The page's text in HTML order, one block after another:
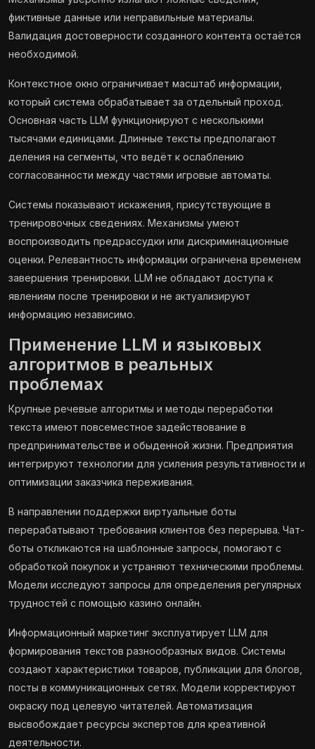
фиктивные данные или неправильные материалы.
Валидация достоверности созданного контента остаётся
необходимой.
Контекстное окно ограничивает масштаб информации,
который система обрабатывает за отдельный проход.
Основная часть LLM функционируют с несколькими
тысячами единицами. Длинные тексты предполагают
деления на сегменты, что ведёт к ослаблению
согласованности между частями игровые автоматы.
Системы показывают искажения, присутствующие в
тренировочных сведениях. Механизмы умеют
воспроизводить предрассудки или дискриминационные
оценки. Релевантность информации ограничена временем
завершения тренировки. LLM не обладают доступа к
явлениям после тренировки и не актуализируют
информацию независимо.
Применение LLM и языковых
алгоритмов в реальных
проблемах
Крупные речевые алгоритмы и методы переработки
текста имеют повсеместное задействование в
предпринимательстве и обыденной жизни. Предприятия
интегрируют технологии для усиления результативности и
оптимизации заказчика переживания.
В направлении поддержки виртуальные боты
перерабатывают требования клиентов без перерыва. Чат-
боты откликаются на шаблонные запросы, помогают с
обработкой покупок и устраняют техническими проблемы.
Модели исследуют запросы для определения регулярных
трудностей с помощью казино онлайн.
Информационный маркетинг эксплуатирует LLM для
формирования текстов разнообразных видов. Системы
создают характеристики товаров, публикации для блогов,
посты в коммуникационных сетях. Модели корректируют
окраску под целевую читателей. Автоматизация
высвобождает ресурсы экспертов для креативной
деятельности.